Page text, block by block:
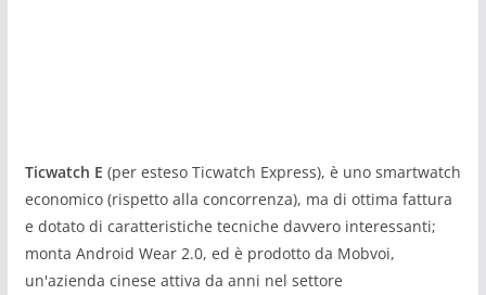
Ticwatch E (per esteso Ticwatch Express), è uno smartwatch
economico (rispetto alla concorrenza), ma di ottima fattura
e dotato di caratteristiche tecniche davvero interessanti;
monta Android Wear 2.0, ed è prodotto da Mobvoi,
un'azienda cinese attiva da anni nel settore